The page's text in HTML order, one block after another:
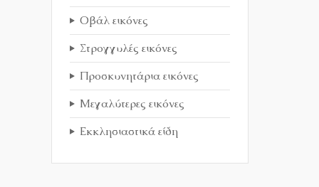
Οβάλ εικόνες
Στρογγυλές εικόνες
Προσκυνητάρια εικόνες
Μεγαλύτερες εικόνες
Εκκλησιαστικά είδη